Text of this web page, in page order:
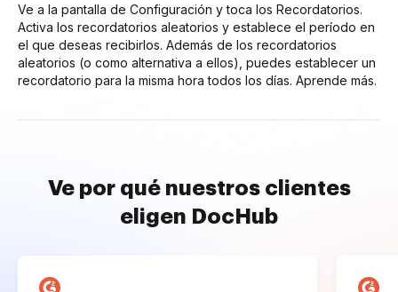
Ve a la pantalla de Configuración y toca los Recordatorios.
Activa los recordatorios aleatorios y establece el período en
el que deseas recibirlos. Además de los recordatorios
aleatorios (o como alternativa a ellos), puedes establecer un
recordatorio para la misma hora todos los días. Aprende más.
Ve por qué nuestros clientes
eligen DocHub